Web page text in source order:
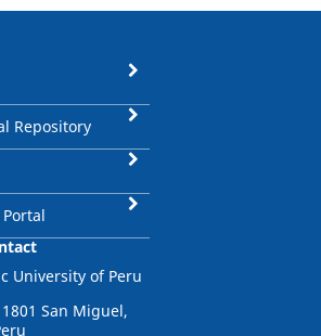
Repository
Portal
University of Peru
San Miguel,